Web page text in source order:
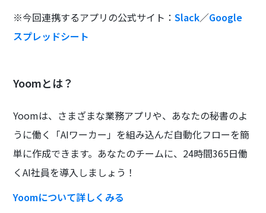
※今回連携するアプリの公式サイト：Slack／Google
スプレッドシート
Yoomとは？
Yoomは、さまざまな業務アプリや、あなたの秘書のよ
うに働く「AIワーカー」を組み込んだ自動化フローを簡
単に作成できます。あなたのチームに、24時間365日働
くAI社員を導入しましょう！
Yoomについて詳しくみる